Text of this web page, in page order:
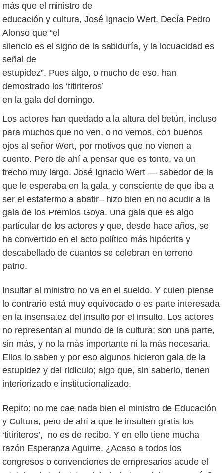
más que el ministro de
educación y cultura, José Ignacio Wert. Decía Pedro
Alonso que “el
silencio es el signo de la sabiduría, y la locuacidad es
señal de
estupidez”. Pues algo, o mucho de eso, han
demostrado los ‘titiriteros’
en la gala del domingo.
Los actores han quedado a la altura del betún, incluso
para muchos que no ven, o no vemos, con buenos
ojos al señor Wert, por motivos que no vienen a
cuento. Pero de ahí a pensar que es tonto, va un
trecho muy largo. José Ignacio Wert — sabedor de la
que le esperaba en la gala, y consciente de que iba a
ser el estafermo a abatir– hizo bien en no acudir a la
gala de los Premios Goya. Una gala que es algo
particular de los actores y que, desde hace años, se
ha convertido en el acto político más hipócrita y
descabellado de cuantos se celebran en terreno
patrio.
Insultar al ministro no va en el sueldo. Y quien piense
lo contrario está muy equivocado o es parte interesada
en la insensatez del insulto por el insulto. Los actores
no representan al mundo de la cultura; son una parte,
sin más, y no la más importante ni la más necesaria.
Ellos lo saben y por eso algunos hicieron gala de la
estupidez y del ridículo; algo que, sin saberlo, tienen
interiorizado e institucionalizado.
Repito: no me cae nada bien el ministro de Educación
y Cultura, pero de ahí a que le insulten gratis los
‘titiriteros’, no es de recibo. Y en ello tiene mucha
razón Esperanza Aguirre. ¿Acaso a todos los
congresos o convenciones de empresarios acude el